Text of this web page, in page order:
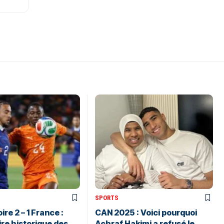
2 – 1 France :
SPORTS
CAN 2025 : Voici pourquoi